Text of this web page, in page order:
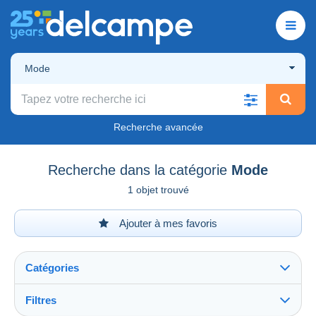
Mode
Recherche avancée
Recherche dans la catégorie Mode
1 objet trouvé
Ajouter à mes favoris
Catégories
Filtres